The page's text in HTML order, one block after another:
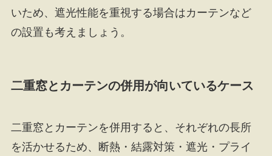
いため、遮光性能を重視する場合はカーテンなど
の設置も考えましょう。
二重窓とカーテンの併用が向いているケース
二重窓とカーテンを併用すると、それぞれの長所
を活かせるため、断熱・結露対策・遮光・プライ